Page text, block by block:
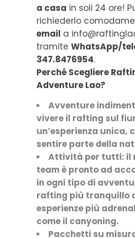
a casa in soli 24 ore!
richiederlo
email a
tramite WhatsApp/
347.8476954.
Perché Scegliere
Adventure Lao?
Avventure
vivere il rafting sul
un’esperienza unica,
sentire parte della
Attività per tutti: il
team è pronto ad
in ogni tipo di
rafting più tranquillo
esperienze più
come il canyoning.
Pacchetti su